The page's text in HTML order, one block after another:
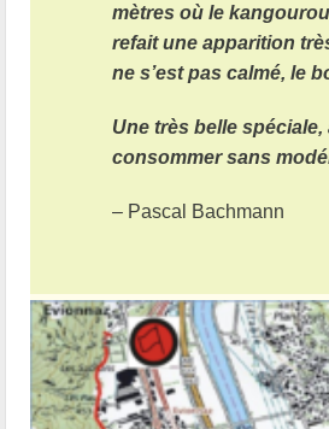
mètres où le kangourou
refait une apparition
ne s’est pas calmé, le
Une très belle spéciale,
consommer sans
– Pascal Bachmann